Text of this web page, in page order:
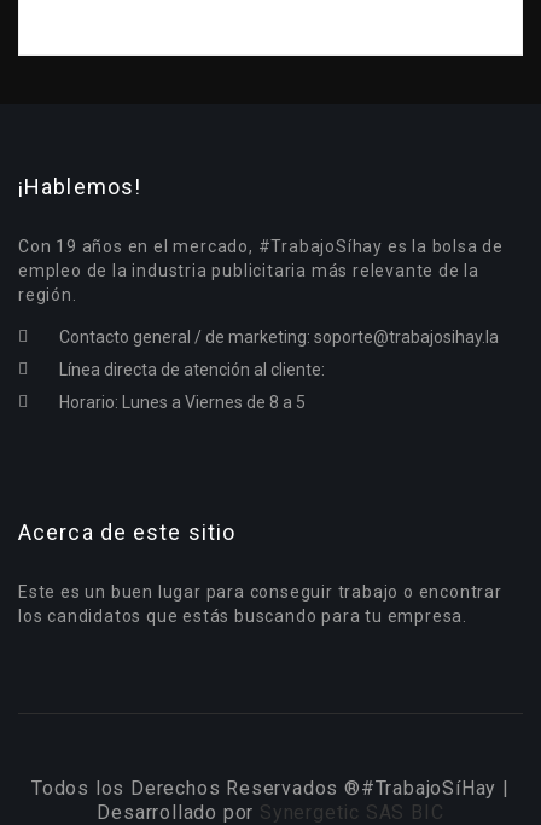
¡Hablemos!
Con 19 años en el mercado, #TrabajoSíhay es la bolsa de
empleo de la industria publicitaria más relevante de la
región.
Contacto general / de marketing: soporte@trabajosihay.la
Línea directa de atención al cliente:
Horario: Lunes a Viernes de 8 a 5
Acerca de este sitio
Este es un buen lugar para conseguir trabajo o encontrar
los candidatos que estás buscando para tu empresa.
Todos los Derechos Reservados ®#TrabajoSíHay |
Desarrollado por Synergetic SAS BIC